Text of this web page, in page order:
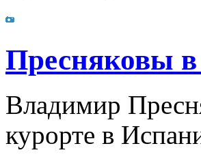
Пресняковы в
Владимир
курорте в